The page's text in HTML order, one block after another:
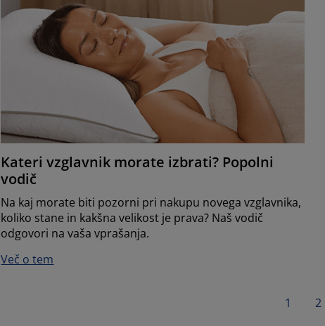
Kateri vzglavnik morate izbrati? Popolni
vodič
Na kaj morate biti pozorni pri nakupu novega vzglavnika,
koliko stane in kakšna velikost je prava? Naš vodič
odgovori na vaša vprašanja.
Več o tem
1 2